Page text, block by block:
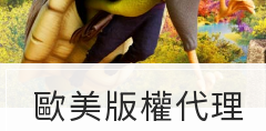
歐美版權代理